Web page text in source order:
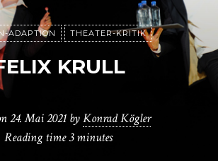
ADAPTION THEATER-KRITIK
KRULL
24. Mai 2021 byKonrad Kögler
Reading time3 minutes